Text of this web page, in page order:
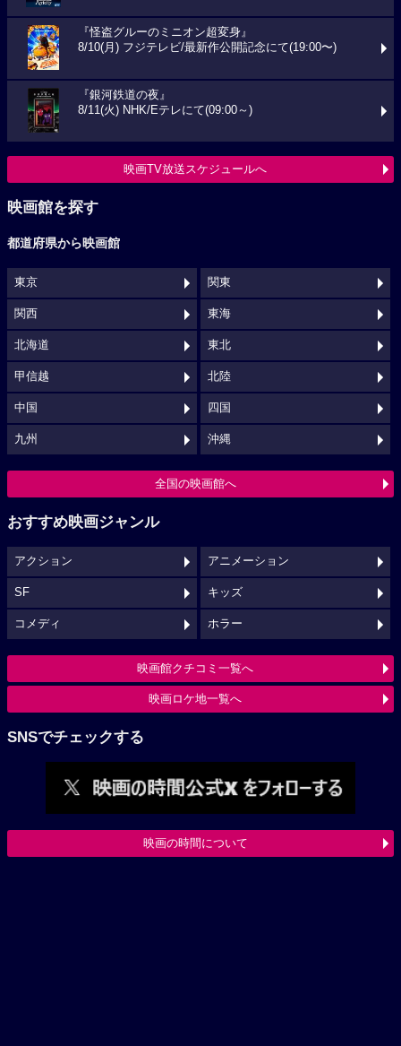
『怪盗グルーのミニオン超変身』
8/10(月) フジテレビ/最新作公開記念にて(19:00〜)
『銀河鉄道の夜』
8/11(火) NHK/Eテレにて(09:00～)
映画TV放送スケジュールへ
映画館を探す
都道府県から映画館
東京 関東
関西 東海
北海道 東北
甲信越 北陸
中国 四国
九州 沖縄
全国の映画館へ
おすすめ映画ジャンル
アクション アニメーション
SF キッズ
コメディ ホラー
映画館クチコミ一覧へ
映画ロケ地一覧へ
SNSでチェックする
映画の時間について